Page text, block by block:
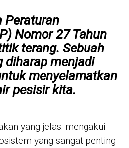
Peraturan
Nomor 27 Tahun
terang. Sebuah
diharap menjadi
menyelamatkan
pesisir kita.
yang jelas: mengakui
yang sangat penting